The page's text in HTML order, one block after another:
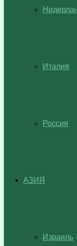
Италия
Россия
АЗИЯ
Израиль